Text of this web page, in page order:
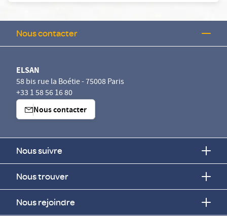
Nous contacter
ELSAN
58 bis rue la Boétie - 75008 Paris
+33 1 58 56 16 80
Nous contacter
Nous suivre
Nous trouver
Nous rejoindre